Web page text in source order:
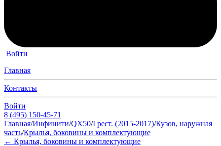
Войти
Главная
Контакты
Войти
8 (495) 150-45-71
Главная/Инфинити/QX50/I рест. (2015-2017)/Кузов, наружная
часть/Крылья, боковины и комплектующие
← Крылья, боковины и комплектующие